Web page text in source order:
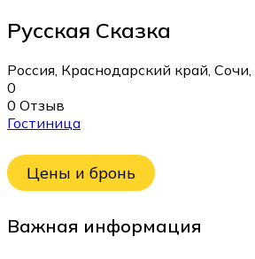
Русская Сказка
Россия, Краснодарский край,
0
0 Отзыв
Гостиница
Цены и бронь
Важная информация